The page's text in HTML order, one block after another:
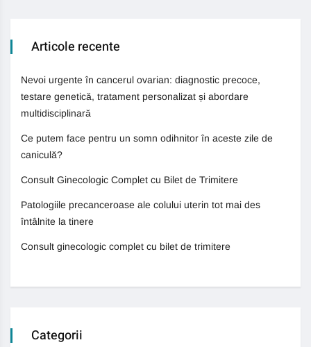
Articole recente
Nevoi urgente în cancerul ovarian: diagnostic precoce,
testare genetică, tratament personalizat și abordare
multidisciplinară
Ce putem face pentru un somn odihnitor în aceste zile de
caniculă?
Consult Ginecologic Complet cu Bilet de Trimitere
Patologiile precanceroase ale colului uterin tot mai des
întâlnite la tinere
Consult ginecologic complet cu bilet de trimitere
Categorii